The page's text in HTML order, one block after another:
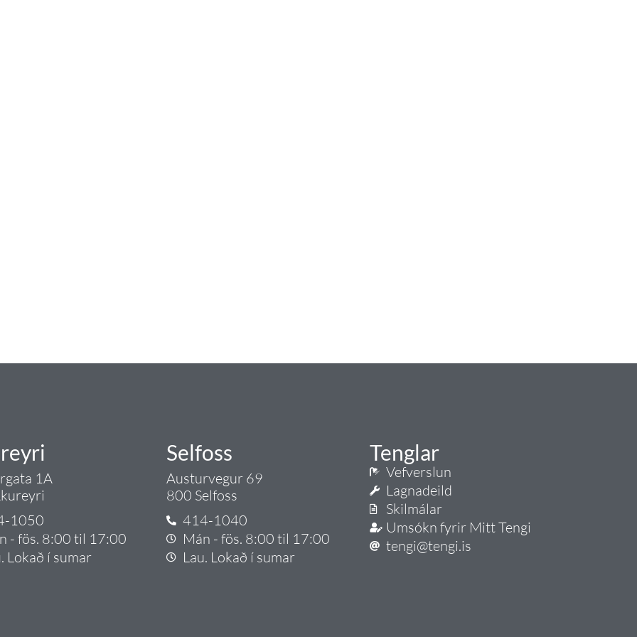
1A
1050
- fös. 8:00 til 17:00
Lokað í sumar
Selfoss
Austurvegur 69
800 Selfoss
414-1040
Mán - fös. 8:00 til 17:00
Lau. Lokað í sumar
Tenglar
Vefverslun
Lagnadeild
Skilmálar
Umsókn fyrir Mitt Tengi
tengi@tengi.is